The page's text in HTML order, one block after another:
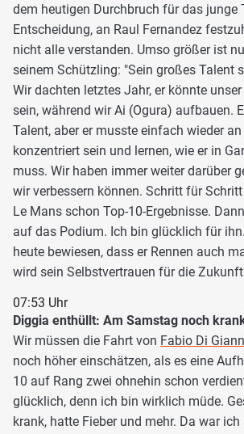
dem heutigen Durchbruch für das junge
Entscheidung, an Raul Fernandez
nicht alle verstanden. Umso größer ist
seinem Schützling: "Sein großes Talent
Wir dachten letztes Jahr, er könnte
sein, während wir Ai (Ogura) aufbauen.
Talent, aber er musste einfach wieder
konzentriert sein und lernen, wie er in
muss. Wir haben immer weiter darüber
wir verbessern können. Schritt für
Le Mans schon Top-10-Ergebnisse.
auf das Podium. Ich bin glücklich für
heute bewiesen, dass er Rennen auch
wird sein Selbstvertrauen für die
07:53 Uhr
Diggia enthüllt: Am Samstag noch
Wir müssen die Fahrt von Fabio Di
noch höher einschätzen, als es eine
10 auf Rang zwei ohnehin schon
glücklich, denn ich bin wirklich müde.
krank, hatte Fieber und mehr. Da war